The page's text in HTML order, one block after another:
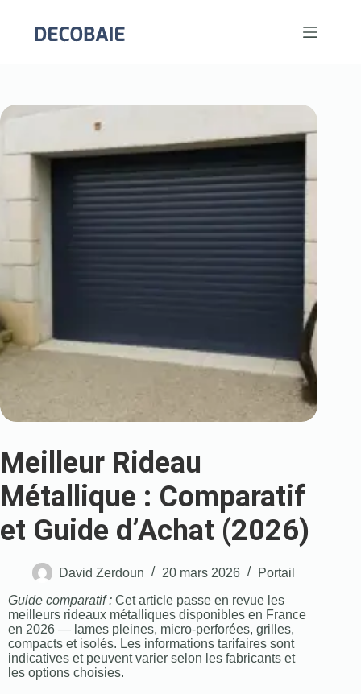
Meilleur Rideau
Métallique : Comparatif
et Guide d’Achat (2026)
David Zerdoun 20 mars 2026 Portail
Guide comparatif : Cet article passe en revue les
meilleurs rideaux métalliques disponibles en France
en 2026 — lames pleines, micro-perforées, grilles,
compacts et isolés. Les informations tarifaires sont
indicatives et peuvent varier selon les fabricants et
les options choisies.